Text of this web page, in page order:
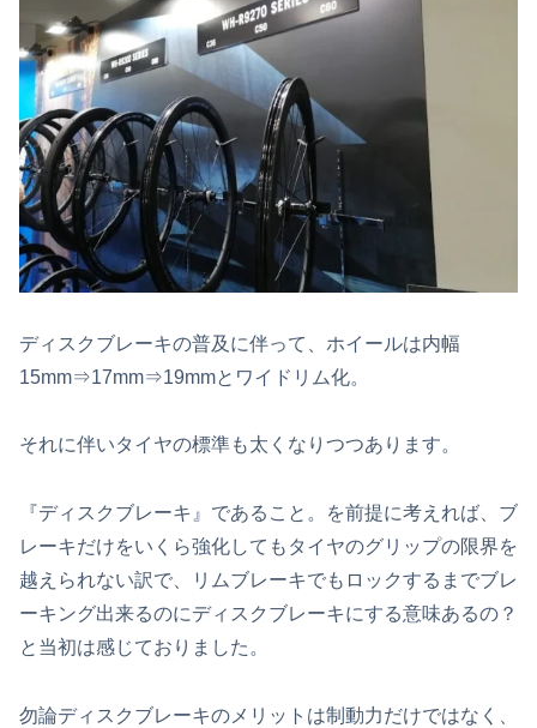
ディスクブレーキの普及に伴って、ホイールは内幅
15mm⇒17mm⇒19mmとワイドリム化。
それに伴いタイヤの標準も太くなりつつあります。
『ディスクブレーキ』であること。を前提に考えれば、ブ
レーキだけをいくら強化してもタイヤのグリップの限界を
越えられない訳で、リムブレーキでもロックするまでブレ
ーキング出来るのにディスクブレーキにする意味あるの？
と当初は感じておりました。
勿論ディスクブレーキのメリットは制動力だけではなく、